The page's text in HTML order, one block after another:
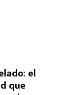
el
que